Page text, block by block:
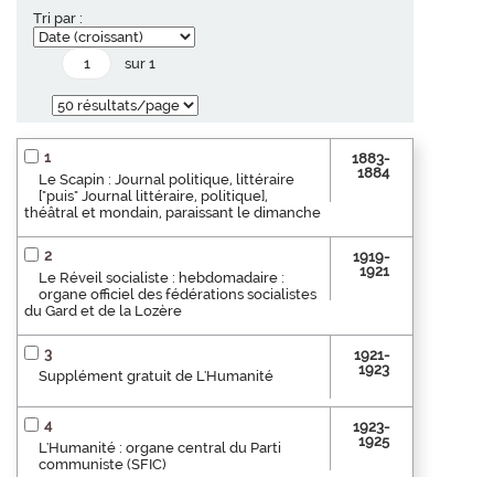
Tri par :
sur 1
1
Le Scapin : Journal politique, littéraire
["puis" Journal littéraire, politique],
théâtral et mondain, paraissant le dimanche
1883-
1884
2
Le Réveil socialiste : hebdomadaire :
organe officiel des fédérations socialistes
du Gard et de la Lozère
1919-
1921
3
Supplément gratuit de L'Humanité
1921-
1923
4
L'Humanité : organe central du Parti
communiste (SFIC)
1923-
1925